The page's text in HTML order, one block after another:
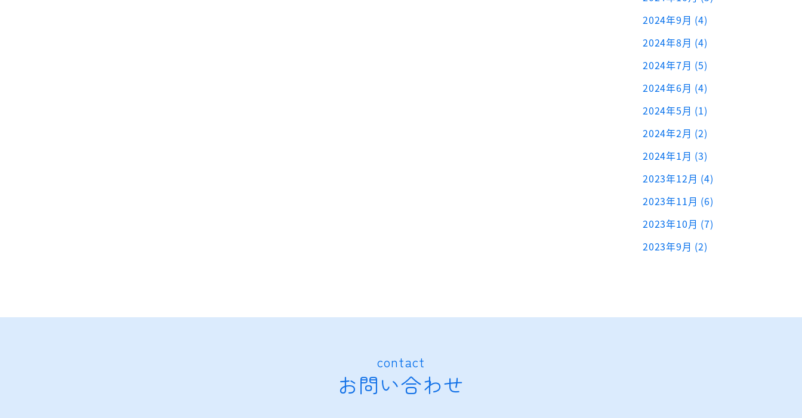
2024年9月 (4)
2024年8月 (4)
2024年7月 (5)
2024年6月 (4)
2024年5月 (1)
2024年2月 (2)
2024年1月 (3)
2023年12月 (4)
2023年11月 (6)
2023年10月 (7)
2023年9月 (2)
contact
お問い合わせ